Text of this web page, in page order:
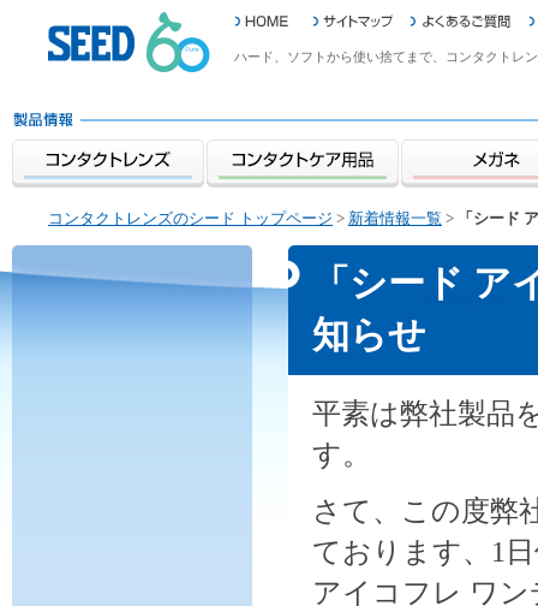
ハード、ソフトから使い捨てまで、コンタクトレ
コンタクトレンズのシード トップページ > 新着情報一覧 > 「シード
「シード
知らせ
平素は弊社製品
す。
さて、この度弊
ております、1
アイコフレ ワ